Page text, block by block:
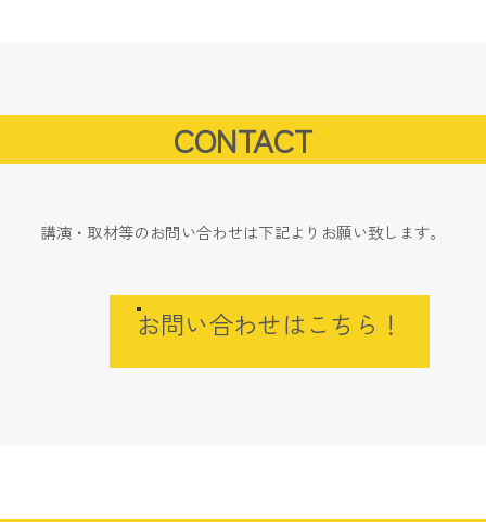
CONTACT
講演・取材等のお問い合わせは下記よりお願い致します。
お問い合わせはこちら！